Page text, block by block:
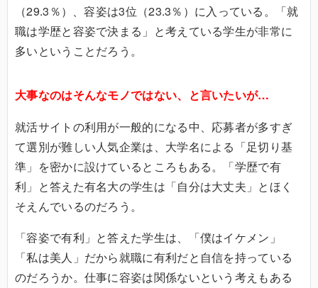
（29.3％）、容姿は3位（23.3％）に入っている。「就
職は学歴と容姿で決まる」と考えている学生が非常に
多いということだろう。
大事なのはそんなモノではない、と言いたいが…
就活サイトの利用が一般的になる中、応募者が多すぎ
て選別が難しい人気企業は、大学名による「足切り基
準」を密かに設けているところもある。「学歴で有
利」と答えた有名大の学生は「自分は大丈夫」とほく
そえんでいるのだろう。
「容姿で有利」と答えた学生は、「僕はイケメン」
「私は美人」だから就職に有利だと自信を持っている
のだろうか。仕事に容姿は関係ないという考えもある